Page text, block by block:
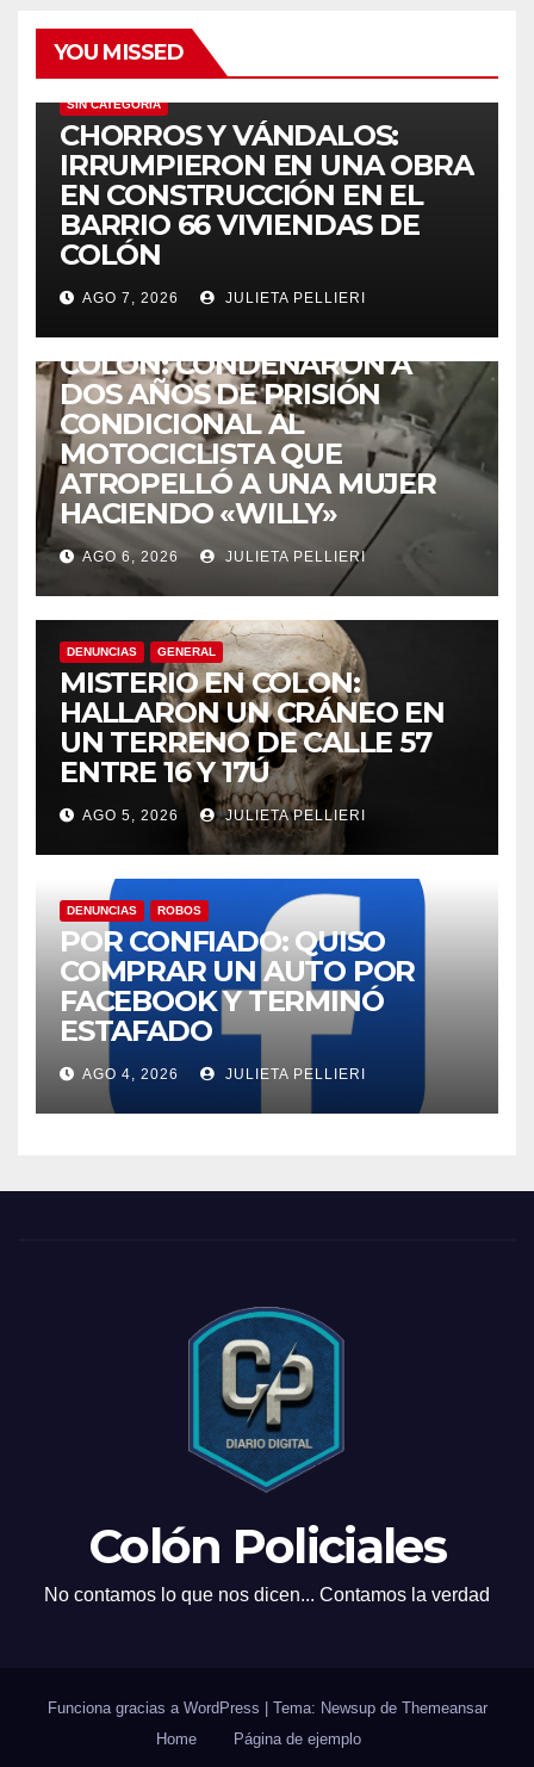
YOU MISSED
SIN CATEGORÍA
CHORROS Y VÁNDALOS:
IRRUMPIERON EN UNA OBRA
EN CONSTRUCCIÓN EN EL
BARRIO 66 VIVIENDAS DE
COLÓN
AGO 7, 2026 JULIETA PELLIERI
COLÓN: CONDENARON A
DOS AÑOS DE PRISIÓN
CONDICIONAL AL
MOTOCICLISTA QUE
ATROPELLÓ A UNA MUJER
HACIENDO «WILLY»
AGO 6, 2026 JULIETA PELLIERI
DENUNCIAS GENERAL
MISTERIO EN COLON:
HALLARON UN CRÁNEO EN
UN TERRENO DE CALLE 57
ENTRE 16 Y 17Ú
AGO 5, 2026 JULIETA PELLIERI
DENUNCIAS ROBOS
POR CONFIADO: QUISO
COMPRAR UN AUTO POR
FACEBOOK Y TERMINÓ
ESTAFADO
AGO 4, 2026 JULIETA PELLIERI
Colón Policiales
No contamos lo que nos dicen... Contamos la verdad
Funciona gracias a WordPress Tema: Newsup de Themeansar
Home
Página de ejemplo